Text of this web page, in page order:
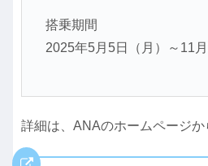
搭乗期間
2025年5月5日（月）～11月
詳細は、ANAのホームページか